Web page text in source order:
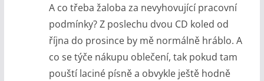
A co třeba žaloba za nevyhovující pracovní
podmínky? Z poslechu dvou CD koled od
října do prosince by mě normálně hráblo. A
co se týče nákupu oblečení, tak pokud tam
pouští laciné písně a obvykle ještě hodně